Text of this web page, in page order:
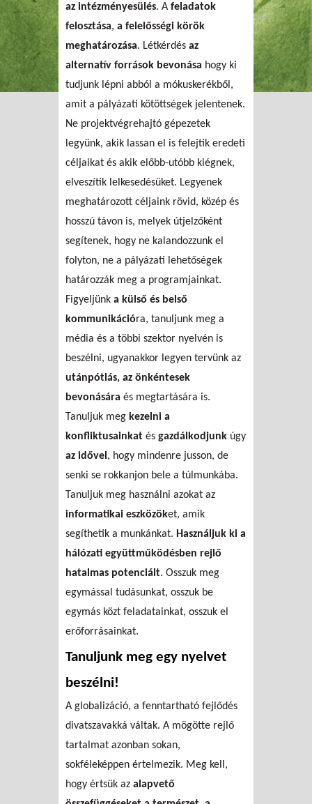
az intézményesülés. A feladatok
felosztása, a felelősségi körök
meghatározása. Létkérdés az
alternatív források bevonása hogy ki
tudjunk lépni abból a mókuskerékből,
amit a pályázati kötöttségek jelentenek.
Ne projektvégrehajtó gépezetek
legyünk, akik lassan el is felejtik eredeti
céljaikat és akik előbb-utóbb kiégnek,
elveszítik lelkesedésüket. Legyenek
meghatározott céljaink rövid, közép és
hosszú távon is, melyek útjelzőként
segítenek, hogy ne kalandozzunk el
folyton, ne a pályázati lehetőségek
határozzák meg a programjainkat.
Figyeljünk a külső és belső
kommunikációra, tanuljunk meg a
média és a többi szektor nyelvén is
beszélni, ugyanakkor legyen tervünk az
utánpótlás, az önkéntesek
bevonására és megtartására is.
Tanuljuk meg kezelni a
konfliktusainkat és gazdálkodjunk úgy
az idővel , hogy mindenre jusson, de
senki se rokkanjon bele a túlmunkába.
Tanuljuk meg használni azokat az
informatikai eszközöket, amik
segíthetik a munkánkat. Használjuk ki a
hálózati együttműködésben rejlő
hatalmas potenciált. Osszuk meg
egymással tudásunkat, osszuk be
egymás közt feladatainkat, osszuk el
erőforrásainkat.
Tanuljunk meg egy nyelvet
beszélni!
A globalizáció, a fenntartható fejlődés
divatszavakká váltak. A mögötte rejlő
tartalmat azonban sokan,
sokféleképpen értelmezik. Meg kell,
hogy értsük az alapvető